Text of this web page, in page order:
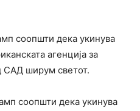
соопшти дека укинува
агенција за
САД ширум светот.
соопшти дека укинува